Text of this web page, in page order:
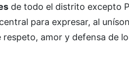
de todo el distrito excepto
para expresar, al
amor y defensa de